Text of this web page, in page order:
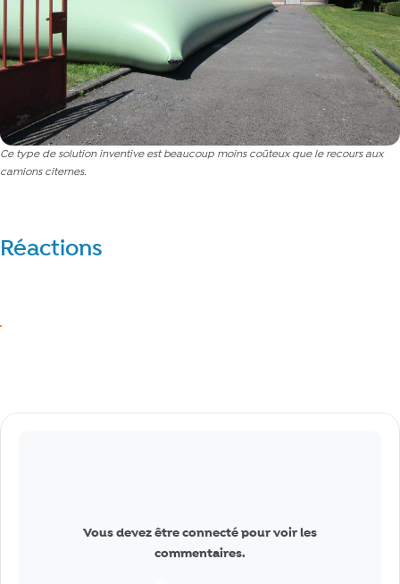
Ce type de solution inventive est beaucoup moins coûteux que le recours aux
camions citernes.
Réactions
Commentaires
Vous devez être connecté pour voir les
commentaires.